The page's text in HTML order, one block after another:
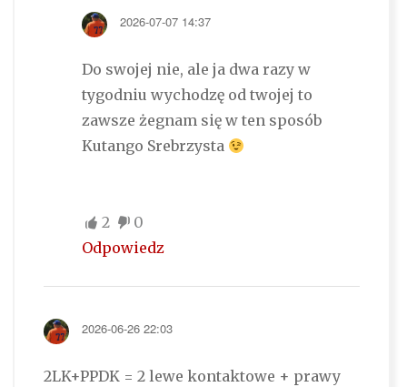
2026-07-07 14:37
Do swojej nie, ale ja dwa razy w
tygodniu wychodzę od twojej to
zawsze żegnam się w ten sposób
Kutango Srebrzysta
2
0
Odpowiedz
2026-06-26 22:03
2LK+PPDK = 2 lewe kontaktowe + prawy